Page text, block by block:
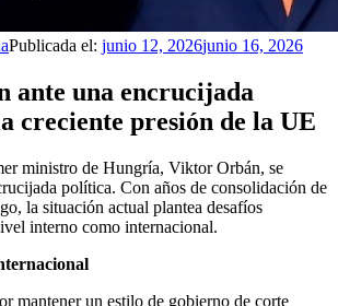
Publicada el: junio 12, 2026junio 16, 2026
ante una encrucijada
creciente presión de la UE
ministro de Hungría, Viktor Orbán, se
política. Con años de consolidación de
la situación actual plantea desafíos
interno como internacional.
mantener un estilo de gobierno de corte